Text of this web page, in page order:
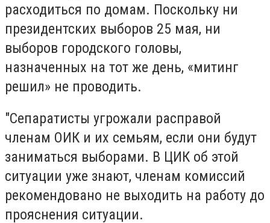
расходиться по домам. Поскольку ни
президентских выборов 25 мая, ни
выборов городского головы,
назначенных на тот же день, «митинг
решил» не проводить.
"Сепаратисты угрожали расправой
членам ОИК и их семьям, если они будут
заниматься выборами. В ЦИК об этой
ситуации уже знают, членам комиссий
рекомендовано не выходить на работу до
прояснения ситуации.